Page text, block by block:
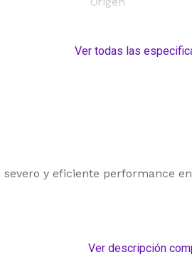
Ver todas las
y eficiente performance
Ver descripción